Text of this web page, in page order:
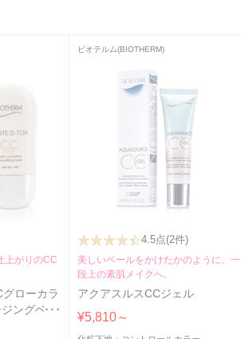
上がりのCC
ローカラ
ングベー
ビオテルム(BIOTHERM)
4.5点(2件)
美しいベールをかけたかのように、一
段上の素肌メイクへ。
アクアスルスCCジェル
¥5,810～